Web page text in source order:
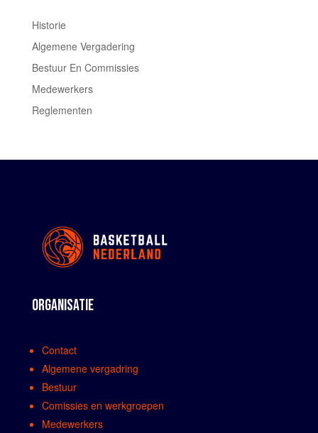
Historie
Algemene Vergadering
Bestuur En Commissies
Medewerkers
Reglementen
ORGANISATIE
Contact
Algemene vergadring
Bestuur
Comissies en werkgroepen
Medewerkers